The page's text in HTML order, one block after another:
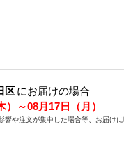
区にお届けの場合
）～08月17日（月）
響や注文が集中した場合等、お届け